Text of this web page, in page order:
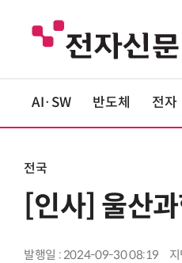
AI·SW 반도체 전자
전국
[인사] 울산
발행일 : 2024-09-30 08:19